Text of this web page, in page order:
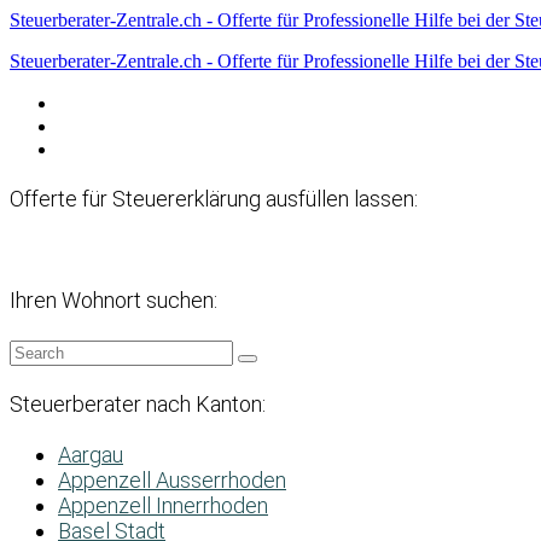
Steuerberater-Zentrale.ch - Offerte für Professionelle Hilfe bei der
Steuerberater-Zentrale.ch - Offerte für Professionelle Hilfe bei der
Offerte für Steuererklärung ausfüllen lassen:
Ihren Wohnort suchen:
Steuerberater nach Kanton:
Aargau
Appenzell Ausserrhoden
Appenzell Innerrhoden
Basel Stadt